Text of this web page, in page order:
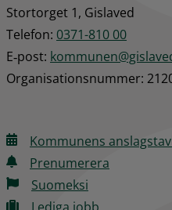
Stortorget 1, Gislaved
Telefon: 0371-810 00
E‑post:
Organisationsnummer:
Kommunens
Prenumerera
Suomeksi